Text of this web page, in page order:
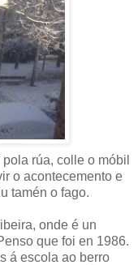
rúa, colle o móbil
o acontecemento e
tamén o fago.
onde é un
que foi en 1986.
á escola ao berro